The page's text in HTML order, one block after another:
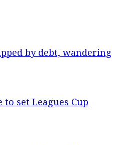
by debt, wandering
set Leagues Cup